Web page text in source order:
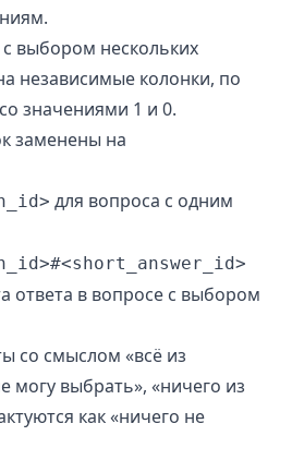
выбором нескольких
независимые колонки, по
значениями 1 и 0.
заменены на
для вопроса с одним
ответа в вопросе с выбором
со смыслом «всё из
могу выбрать», «ничего из
как «ничего не